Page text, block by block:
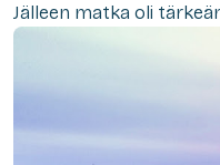
Jälleen matka oli